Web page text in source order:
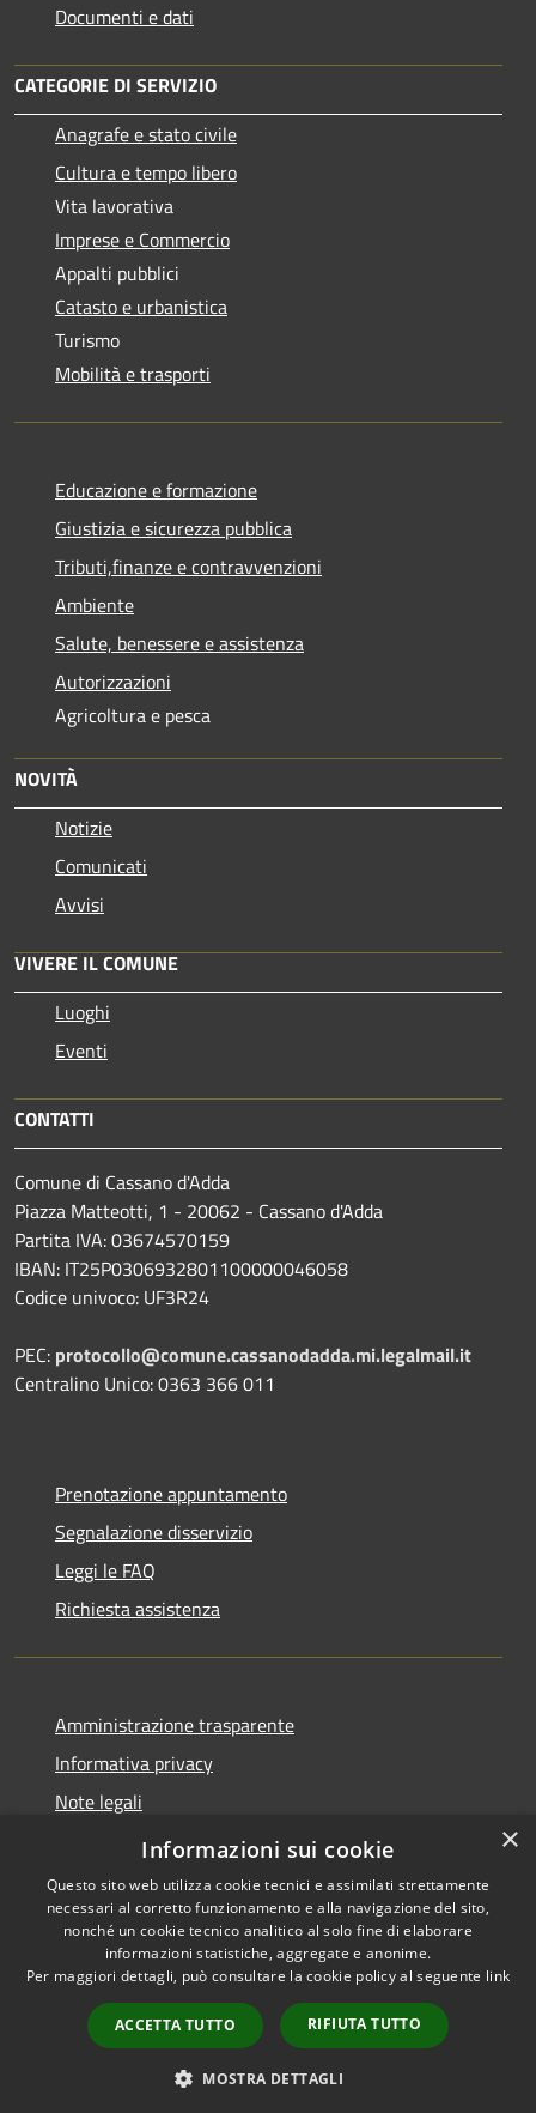
Documenti e dati
CATEGORIE DI SERVIZIO
Anagrafe e stato civile
Cultura e tempo libero
Vita lavorativa
Imprese e Commercio
Appalti pubblici
Catasto e urbanistica
Turismo
Mobilità e trasporti
Educazione e formazione
Giustizia e sicurezza pubblica
Tributi,finanze e contravvenzioni
Ambiente
Salute, benessere e assistenza
Autorizzazioni
Agricoltura e pesca
NOVITÀ
Notizie
Comunicati
Avvisi
VIVERE IL COMUNE
Luoghi
Eventi
CONTATTI
Comune di Cassano d'Adda
Piazza Matteotti, 1 - 20062 - Cassano d'Adda
Partita IVA: 03674570159
IBAN: IT25P0306932801100000046058
Codice univoco: UF3R24
PEC: protocollo@comune.cassanodadda.mi.legalmail.it
Centralino Unico: 0363 366 011
Prenotazione appuntamento
Segnalazione disservizio
Leggi le FAQ
Richiesta assistenza
Amministrazione trasparente
Informativa privacy
Note legali
Dichiarazione di accessibilità
Accessibilità
Copyright © 2026 • Comune di
Cassano d'Adda • Powered by
Municipium•
Accesso
redazione
×
Informazioni sui cookie
Questo sito web utilizza cookie tecnici e assimilati strettamente
necessari al corretto funzionamento e alla navigazione del sito,
nonché un cookie tecnico analitico al solo fine di elaborare
informazioni statistiche, aggregate e anonime.
Per maggiori dettagli, può consultare la cookie policy al seguente link
ACCETTA TUTTO RIFIUTA TUTTO
MOSTRA DETTAGLI